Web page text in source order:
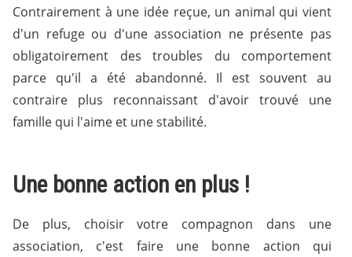
Contrairement à une idée reçue, un animal qui vient
d'un refuge ou d'une association ne présente pas
obligatoirement des troubles du comportement
parce qu'il a été abandonné. Il est souvent au
contraire plus reconnaissant d'avoir trouvé une
famille qui l'aime et une stabilité.
Une bonne action en plus !
De plus, choisir votre compagnon dans une
association, c'est faire une bonne action qui